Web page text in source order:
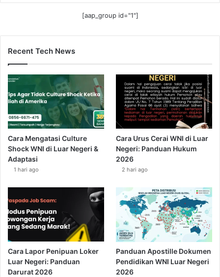
[aap_group id="1"]
Recent Tech News
Cara Mengatasi Culture
Shock WNI di Luar Negeri &
Adaptasi
1 hari ago
Cara Urus Cerai WNI di Luar
Negeri: Panduan Hukum
2026
2 hari ago
Cara Lapor Penipuan Loker
Luar Negeri: Panduan
Darurat 2026
Panduan Apostille Dokumen
Pendidikan WNI Luar Negeri
2026